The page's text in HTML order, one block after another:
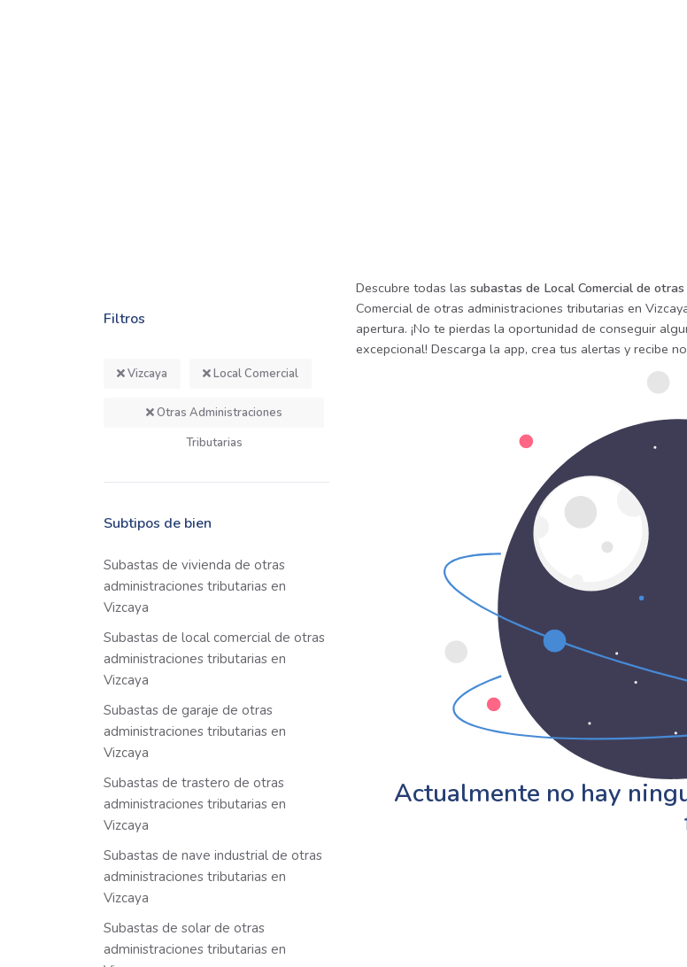
Filtros
Vizcaya Local Comercial
Otras Administraciones
Tributarias
Subtipos de bien
Subastas de vivienda de otras
administraciones tributarias en
Vizcaya
Subastas de local comercial de otras
administraciones tributarias en
Vizcaya
Subastas de garaje de otras
administraciones tributarias en
Vizcaya
Subastas de trastero de otras
administraciones tributarias en
Vizcaya
Subastas de nave industrial de otras
administraciones tributarias en
Vizcaya
Subastas de solar de otras
administraciones tributarias en
Descubre todas las subastas de Local Comercial de
Comercial de otras administraciones tributarias en
apertura. ¡No te pierdas la oportunidad de conseguir
excepcional! Descarga la app, crea tus alertas y recibe
Actualmente no hay